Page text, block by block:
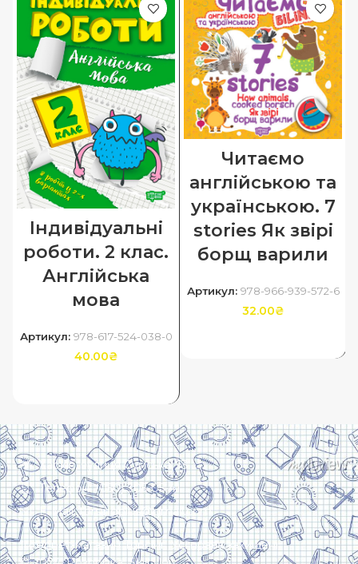
Індивідуальні
роботи. 2 клас.
Англійська
мова
Артикул: 978-617-524-038-0
40.00₴
Читаємо
англійською та
українською. 7
stories Як звірі
борщ варили
Артикул: 978-966-939-572-6
32.00₴
Харків, вулиця Сумська, 13
Телефон: (050) 305-05-41
E-Mail: torsingplus@gmail.com
Інтернет-магазин Торсінг. Усі права захищені